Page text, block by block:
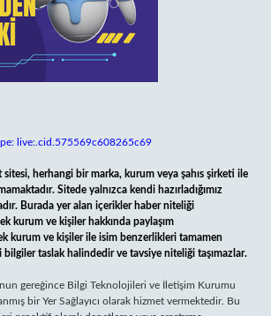
live:.cid.575569c608265c69
sitesi, herhangi bir marka, kurum veya şahıs şirketi ile
Sitede yalnızca kendi hazırladığımız
Burada yer alan içerikler haber niteliği
kurum ve kişiler hakkında paylaşım
kurum ve kişiler ile isim benzerlikleri tamamen
taslak halindedir ve tavsiye niteliği taşımazlar.
gereğince Bilgi Teknolojileri ve İletişim Kurumu
bir Yer Sağlayıcı olarak hizmet vermektedir. Bu